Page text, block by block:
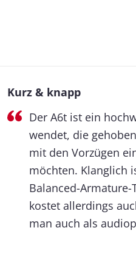
Kurz & knapp
Der A6t ist ein
wendet, die
mit den Vorzügen
möchten. Klanglich
Balanced-
kostet allerdings
man auch als